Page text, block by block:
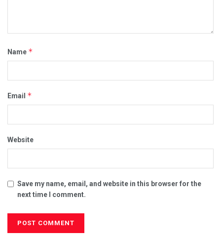
Name *
Email *
Website
Save my name, email, and website in this browser for the
next time I comment.